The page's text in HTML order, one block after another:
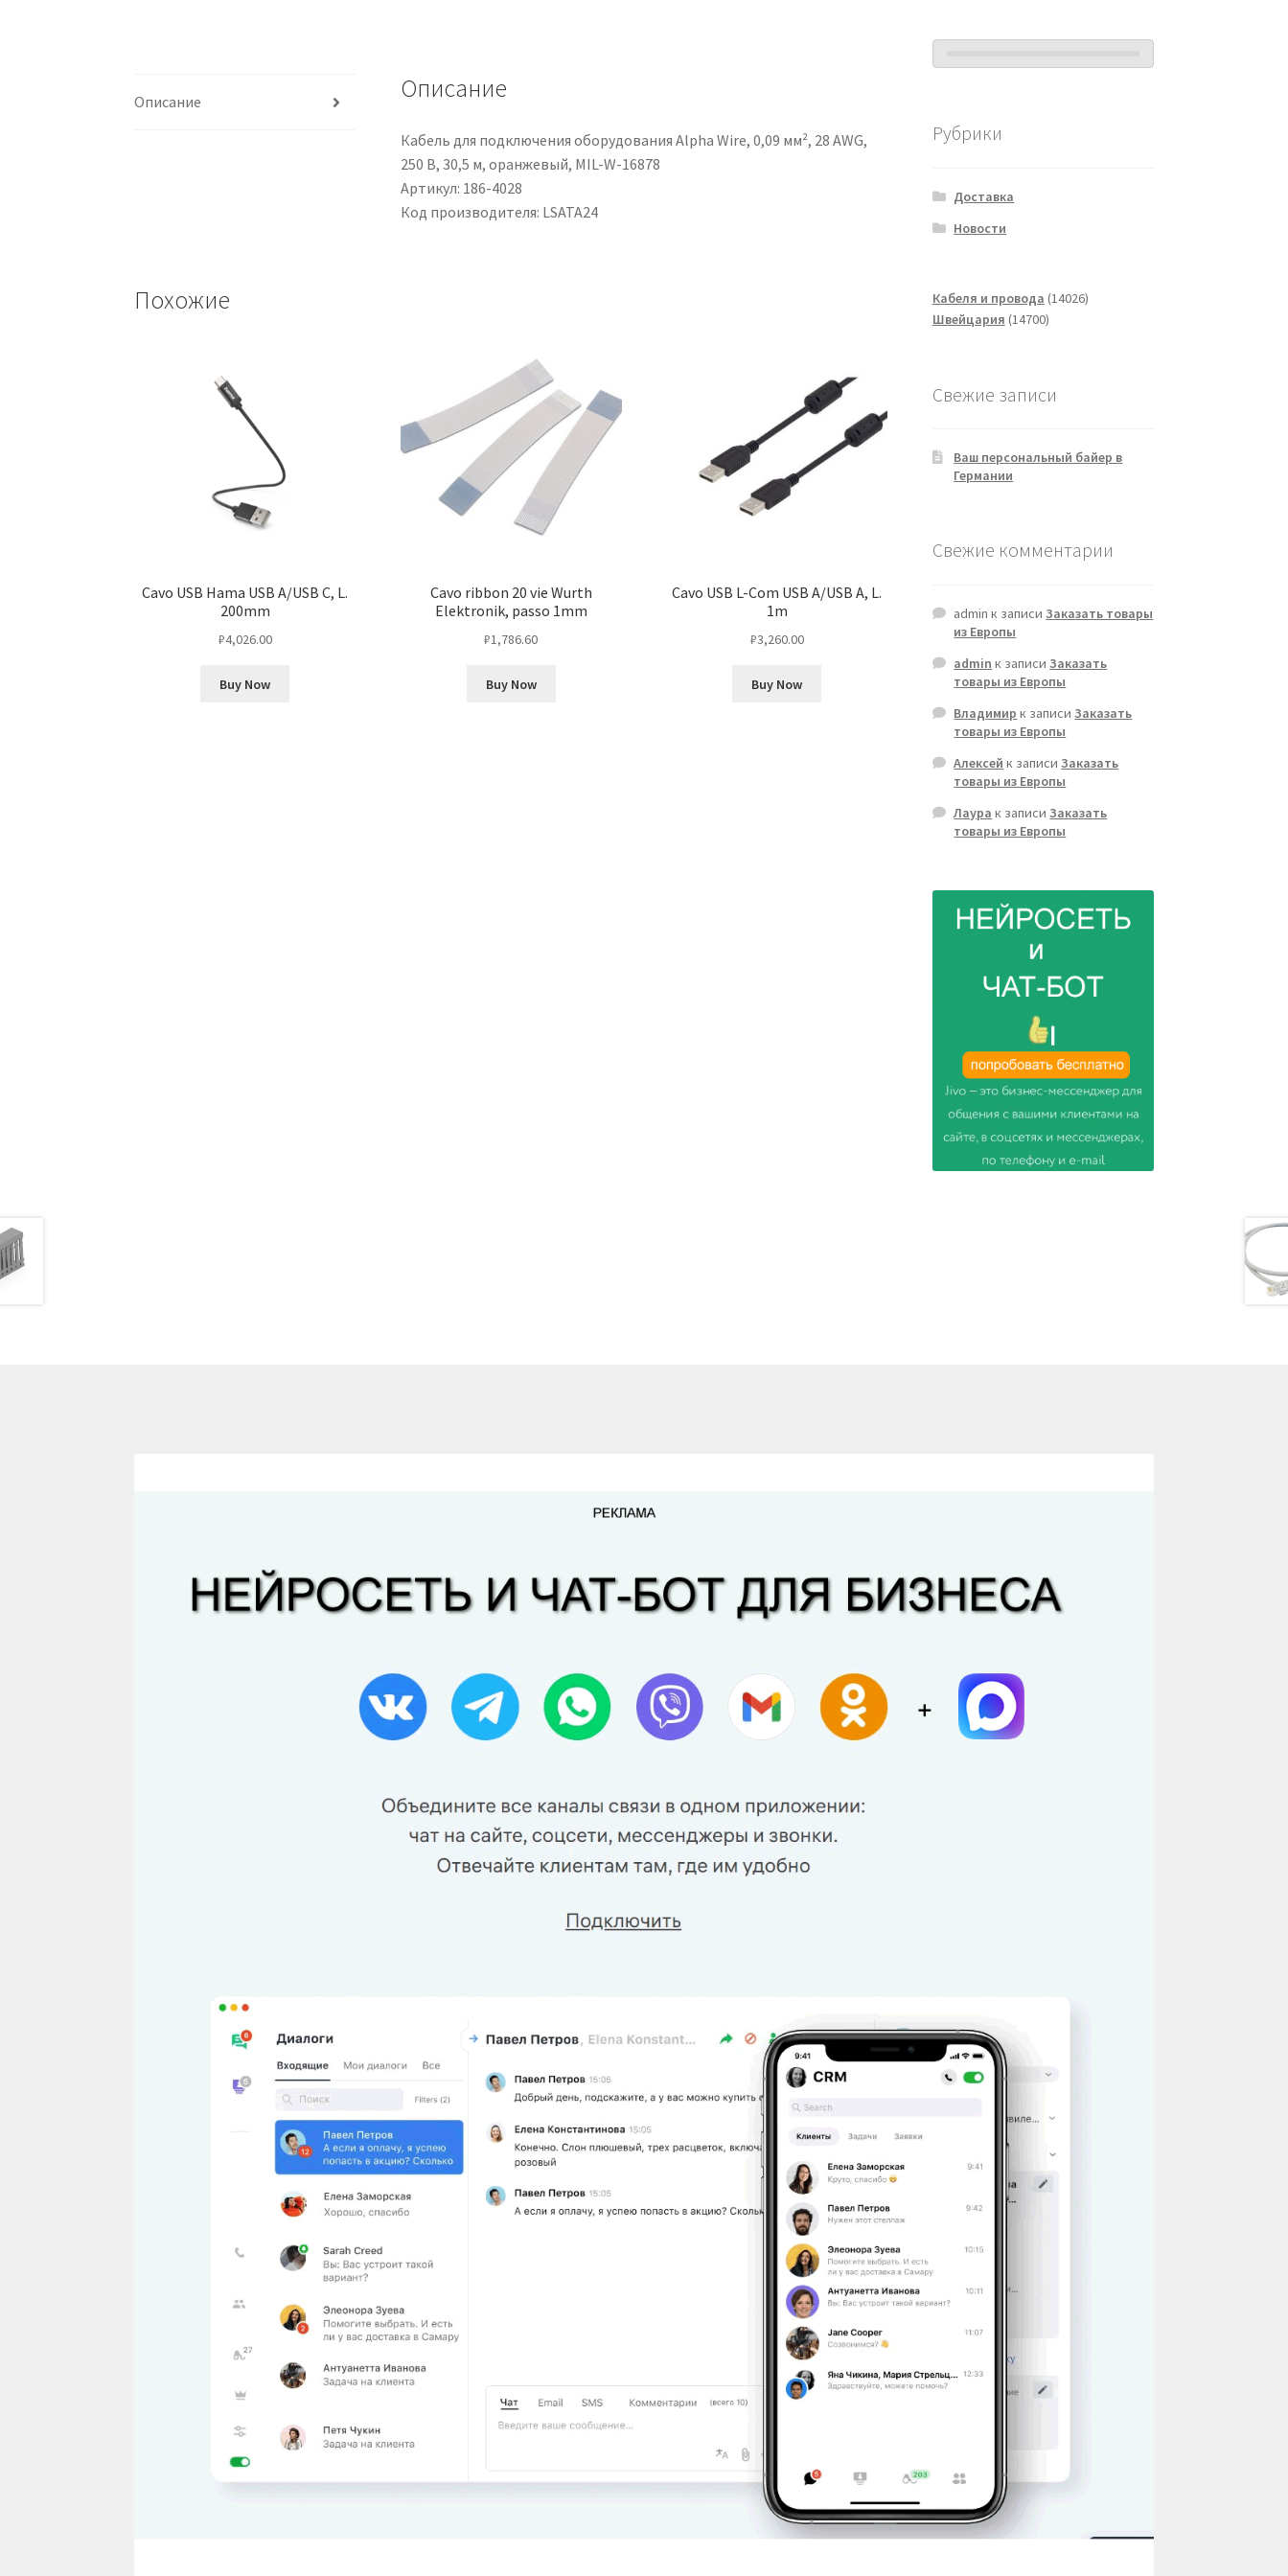
lungh.
Описание Описание
Кабель для подключения оборудования Alpha Wire, 0,09 мм², 28 AWG,
250 В, 30,5 м, оранжевый, MIL-W-16878
Артикул: 186-4028
Код производителя: LSATA24
Похожие
Cavo USB Hama USB A/USB C, L.
200mm
₽4,026.00
Buy Now
Cavo ribbon 20 vie Wurth
Elektronik, passo 1mm
₽1,786.60
Buy Now
Cavo USB L-Com USB A/USB A, L.
1m
₽3,260.00
Buy Now
Рубрики
Доставка
Новости
Кабеля и провода 1402614026
Швейцария 1470014700
Свежие записи
Ваш персональный байер в
Германии
Свежие комментарии
admin к записиЗаказать товары
из Европы
admin к записиЗаказать
товары из Европы
Владимир к записиЗаказать
товары из Европы
Алексей к записиЗаказать
товары из Европы
Лаура к записиЗаказать
товары из Европы